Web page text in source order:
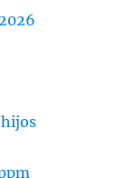
hijos